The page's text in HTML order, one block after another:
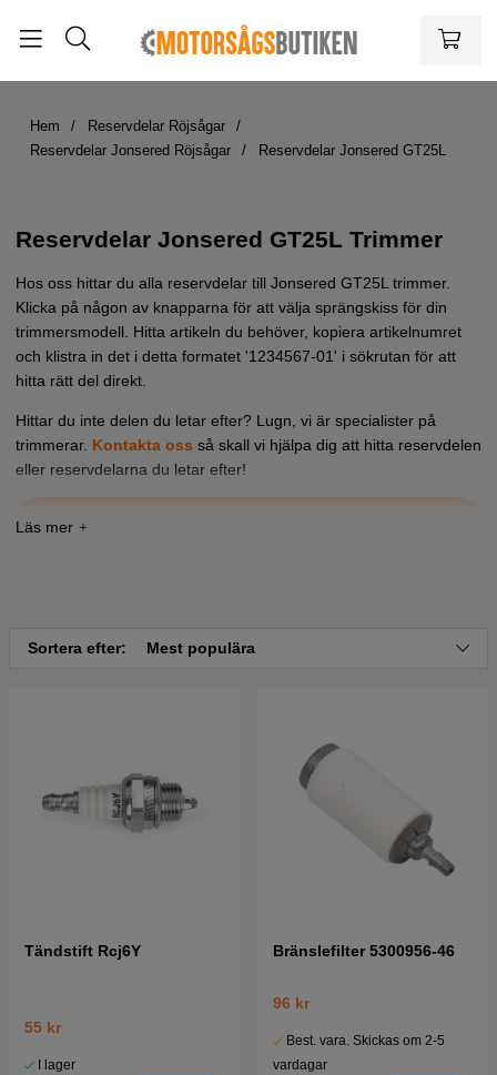
Hem
Reservdelar Röjsågar
Reservdelar Jonsered Röjsågar
Reservdelar Jonsered GT25L
Reservdelar Jonsered GT25L Trimmer
Hos oss hittar du alla reservdelar till Jonsered GT25L trimmer.
Klicka på någon av knapparna för att välja sprängskiss för din
trimmersmodell. Hitta artikeln du behöver, kopiera artikelnumret
och klistra in det i detta formatet '1234567-01' i sökrutan för att
hitta rätt del direkt.
Hittar du inte delen du letar efter? Lugn, vi är specialister på
trimmerar. Kontakta oss så skall vi hjälpa dig att hitta reservdelen
eller reservdelarna du letar efter!
Sortera efter: Mest populära
Tändstift Rcj6Y
55 kr
I lager
Bränslefilter 5300956-46
96 kr
Best. vara. Skickas om 2-5
vardagar